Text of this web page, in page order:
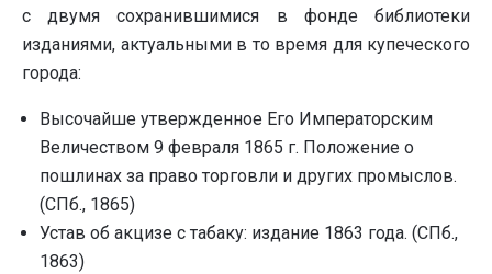
с двумя сохранившимися в фонде библиотеки
изданиями, актуальными в то время для купеческого
города:
Высочайше утвержденное Его Императорским
Величеством 9 февраля 1865 г. Положение о
пошлинах за право торговли и других промыслов.
(СПб., 1865)
Устав об акцизе с табаку: издание 1863 года. (СПб.,
1863)